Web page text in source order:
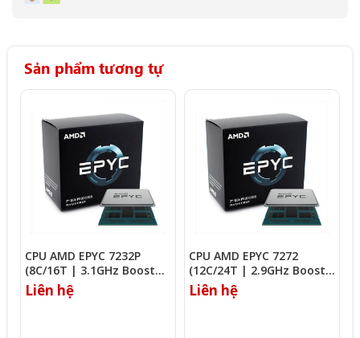
Sản phẩm tương tự
CPU AMD EPYC 7232P
(8C/16T | 3.1GHz Boost
3.2GHz | 32MB Cache)
Liên hệ
CPU AMD EPYC 7272
(12C/24T | 2.9GHz Boost
3.2GHz | 64MB Cache)
Liên hệ